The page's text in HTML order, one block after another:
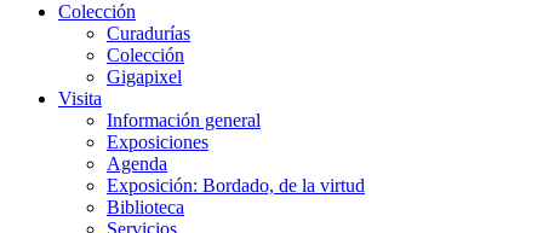
Colección
Curadurías
Colección
Gigapixel
Visita
Información general
Exposiciones
Agenda
Exposición: Bordado, de la virtud
Biblioteca
Servicios